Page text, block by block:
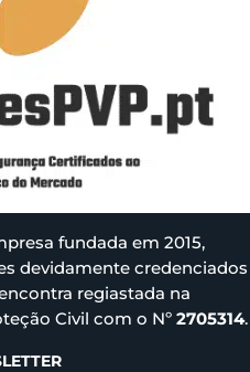
fundada em 2015,
devidamente credenciados
regiastada na
Civil com o Nº 2705314.